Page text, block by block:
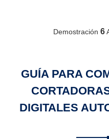
Demostración 6
GUÍA PARA
DIGITALES